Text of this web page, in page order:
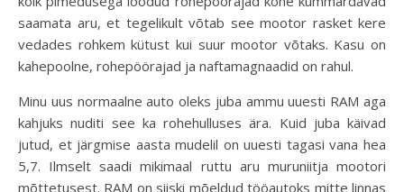
saamata aru, et tegelikult võtab see mootor rasket kere
vedades rohkem kütust kui suur mootor võtaks. Kasu on
kahepoolne, rohepöörajad ja naftamagnaadid on rahul.
Minu uus normaalne auto oleks juba ammu uuesti RAM aga
kahjuks nuditi see ka rohehulluses ära. Kuid juba käivad
jutud, et järgmise aasta mudelil on uuesti tagasi vana hea
5,7. Ilmselt saadi mikimaal ruttu aru muruniitja mootori
mõttetusest. RAM on siiski mõeldud tööautoks mitte linnas